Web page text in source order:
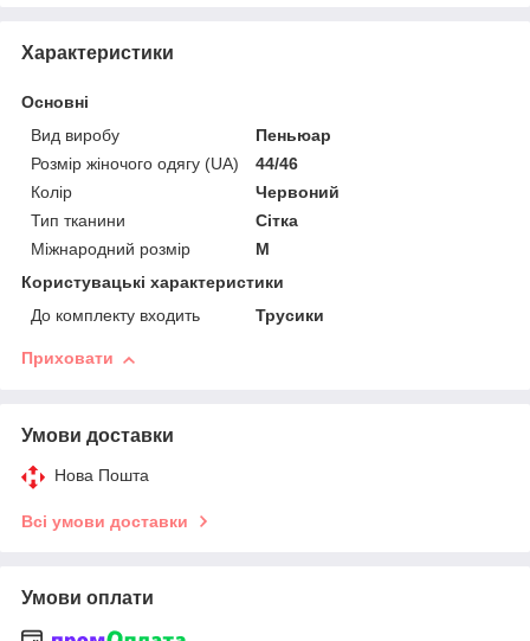
Характеристики
Основні
Вид виробу
Пеньюар
Розмір жіночого одягу (UA)
44/46
Колір
Червоний
Тип тканини
Сітка
Міжнародний розмір
M
Користувацькі характеристики
До комплекту входить
Трусики
Приховати
Умови доставки
Нова Пошта
Всі умови доставки
Умови оплати